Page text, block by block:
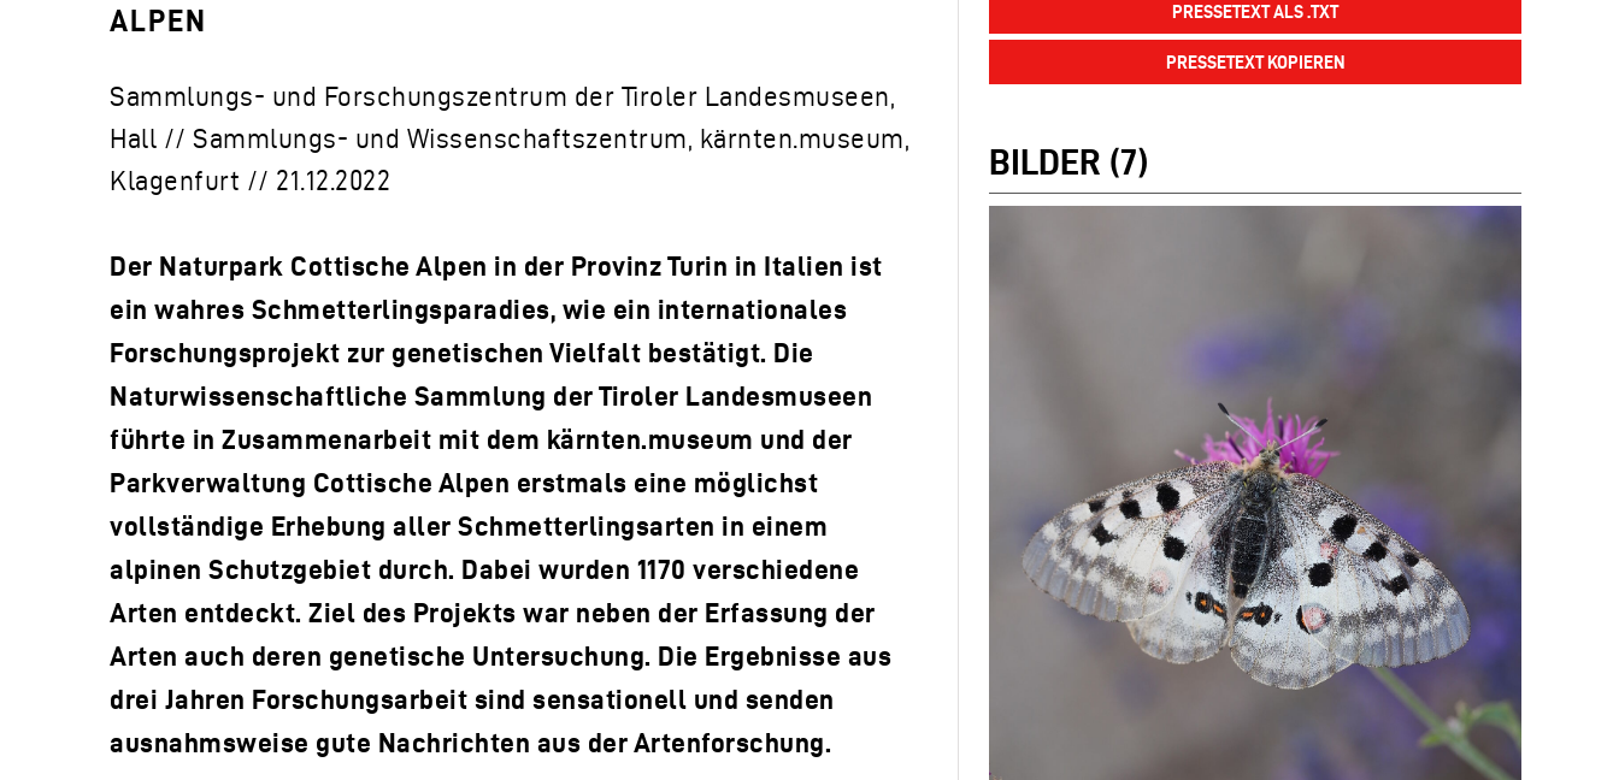
ALPEN
Sammlungs- und Forschungszentrum der Tiroler Landesmuseen,
Hall // Sammlungs- und Wissenschaftszentrum, kärnten.museum,
Klagenfurt // 21.12.2022
Der Naturpark Cottische Alpen in der Provinz Turin in Italien ist
ein wahres Schmetterlingsparadies, wie ein internationales
Forschungsprojekt zur genetischen Vielfalt bestätigt. Die
Naturwissenschaftliche Sammlung der Tiroler Landesmuseen
führte in Zusammenarbeit mit dem kärnten.museum und der
Parkverwaltung Cottische Alpen erstmals eine möglichst
vollständige Erhebung aller Schmetterlingsarten in einem
alpinen Schutzgebiet durch. Dabei wurden 1170 verschiedene
Arten entdeckt. Ziel des Projekts war neben der Erfassung der
Arten auch deren genetische Untersuchung. Die Ergebnisse aus
drei Jahren Forschungsarbeit sind sensationell und senden
ausnahmsweise gute Nachrichten aus der Artenforschung.
PRESSETEXT ALS .TXT
PRESSETEXT KOPIEREN
BILDER (7)